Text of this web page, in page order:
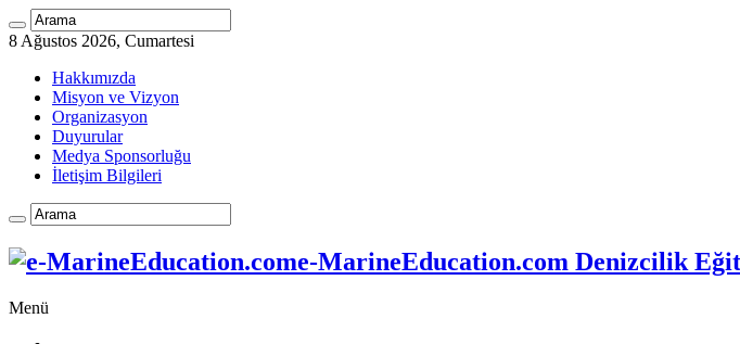
8 Ağustos 2026, Cumartesi
Hakkımızda
Misyon ve Vizyon
Organizasyon
Duyurular
Medya Sponsorluğu
İletişim Bilgileri
e-MarineEducation.com Denizcilik
Menü